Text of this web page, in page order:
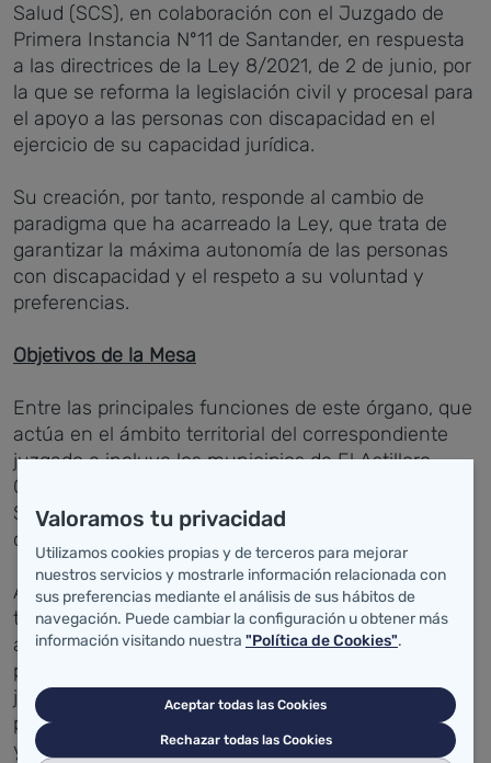
Salud (SCS), en colaboración con el Juzgado de
Primera Instancia Nº11 de Santander, en respuesta
a las directrices de la Ley 8/2021, de 2 de junio, por
la que se reforma la legislación civil y procesal para
el apoyo a las personas con discapacidad en el
ejercicio de su capacidad jurídica.
Su creación, por tanto, responde al cambio de
paradigma que ha acarreado la Ley, que trata de
garantizar la máxima autonomía de las personas
con discapacidad y el respeto a su voluntad y
preferencias.
Objetivos de la Mesa
Entre las principales funciones de este órgano, que
actúa en el ámbito territorial del correspondiente
juzgado e incluye los municipios de El Astillero,
Camargo, Piélagos, Santa Cruz de Bezana,
Santander y Villaescusa, está la de mejorar la
comunicación entre los agentes implicados.
Además, la Mesa, que se reúne periódicamente,
trata de clarificar situaciones en las que es preciso
activar medidas judiciales de apoyo, así como el
procedimiento para la comunicación a los órganos
judiciales. También, se encarga de acordar
protocolos de actuación que garanticen los apoyos
y cuidados necesarios a este colectivo.
Valoramos tu privacidad
Utilizamos cookies propias y de terceros para mejorar
nuestros servicios y mostrarle información relacionada con
sus preferencias mediante el análisis de sus hábitos de
navegación. Puede cambiar la configuración u obtener más
información visitando nuestra "Política de Cookies".
Aceptar todas las Cookies
Rechazar todas las Cookies